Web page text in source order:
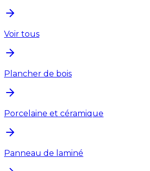
Voir tous
Plancher de bois
Porcelaine et céramique
Panneau de laminé